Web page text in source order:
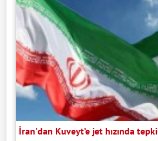
İran'dan Kuveyt’e jet hızında tepki